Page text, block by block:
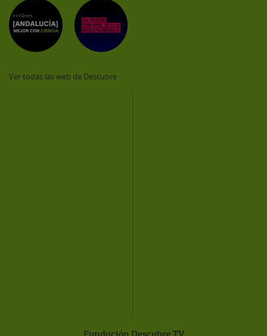
Ver todas las web de Descubre
Fundación Descubre TV